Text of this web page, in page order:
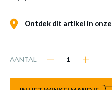
Ontdek dit artikel in
AANTAL